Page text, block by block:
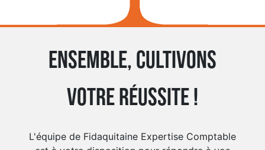
Ensemble, cultivons
votre réussite !
L'équipe de Fidaquitaine Expertise Comptable